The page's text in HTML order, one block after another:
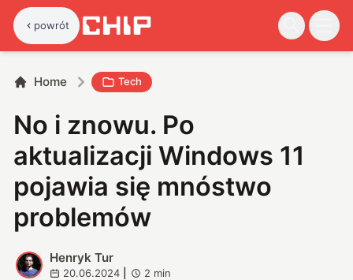
powrót
Home Tech
No i znowu. Po
aktualizacji Windows 11
pojawia się mnóstwo
problemów
H
Henryk Tur
20.06.2024 2 min